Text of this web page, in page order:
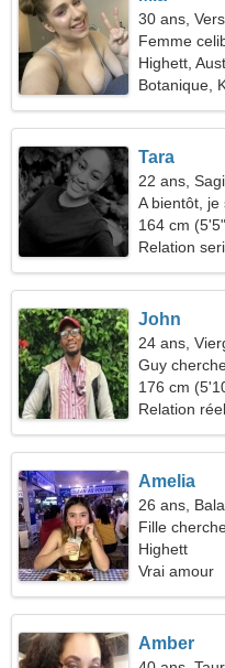
30 ans,
Femme
42
Highett,
Botanique,
Tara
22 ans,
A bientôt,
164 cm
Relation
John
24 ans,
Guy
176 cm
Relation
Amelia
26 ans,
Fille
Highett
Vrai amour
Amber